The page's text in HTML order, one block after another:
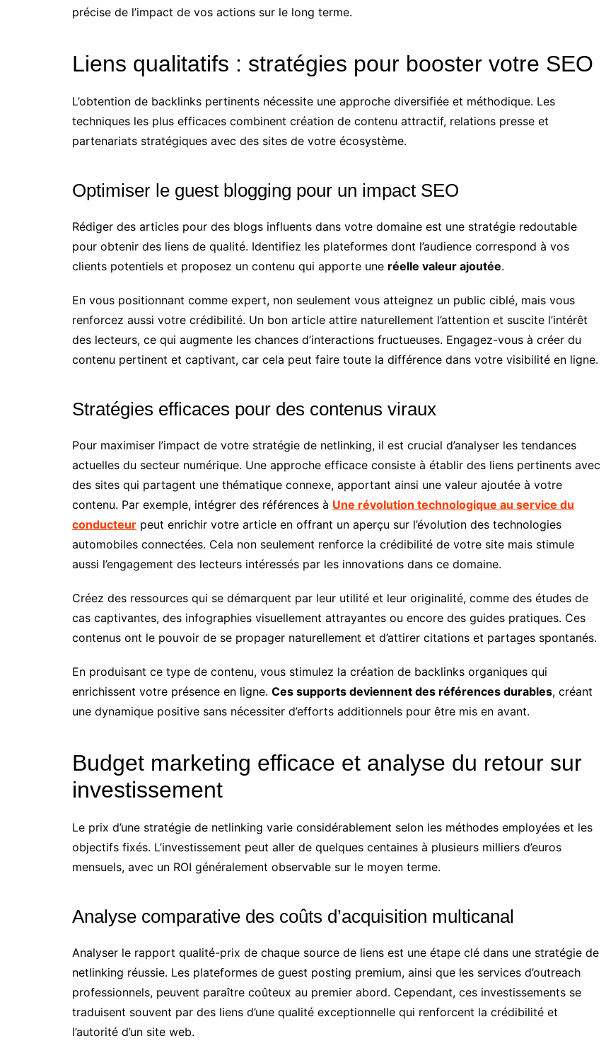
précise de l’impact de vos actions sur le long terme.
Liens qualitatifs : stratégies pour booster votre SEO
L’obtention de backlinks pertinents nécessite une approche diversifiée et méthodique. Les
techniques les plus efficaces combinent création de contenu attractif, relations presse et
partenariats stratégiques avec des sites de votre écosystème.
Optimiser le guest blogging pour un impact SEO
Rédiger des articles pour des blogs influents dans votre domaine est une stratégie redoutable
pour obtenir des liens de qualité. Identifiez les plateformes dont l’audience correspond à vos
clients potentiels et proposez un contenu qui apporte une réelle valeur ajoutée.
En vous positionnant comme expert, non seulement vous atteignez un public ciblé, mais vous
renforcez aussi votre crédibilité. Un bon article attire naturellement l’attention et suscite l’intérêt
des lecteurs, ce qui augmente les chances d’interactions fructueuses. Engagez-vous à créer du
contenu pertinent et captivant, car cela peut faire toute la différence dans votre visibilité en ligne.
Stratégies efficaces pour des contenus viraux
Pour maximiser l’impact de votre stratégie de netlinking, il est crucial d’analyser les tendances
actuelles du secteur numérique. Une approche efficace consiste à établir des liens pertinents avec
des sites qui partagent une thématique connexe, apportant ainsi une valeur ajoutée à votre
contenu. Par exemple, intégrer des références à Une révolution technologique au service du
conducteur peut enrichir votre article en offrant un aperçu sur l’évolution des technologies
automobiles connectées. Cela non seulement renforce la crédibilité de votre site mais stimule
aussi l’engagement des lecteurs intéressés par les innovations dans ce domaine.
Créez des ressources qui se démarquent par leur utilité et leur originalité, comme des études de
cas captivantes, des infographies visuellement attrayantes ou encore des guides pratiques. Ces
contenus ont le pouvoir de se propager naturellement et d’attirer citations et partages spontanés.
En produisant ce type de contenu, vous stimulez la création de backlinks organiques qui
enrichissent votre présence en ligne. Ces supports deviennent des références durables, créant
une dynamique positive sans nécessiter d’efforts additionnels pour être mis en avant.
Budget marketing efficace et analyse du retour sur
investissement
Le prix d’une stratégie de netlinking varie considérablement selon les méthodes employées et les
objectifs fixés. L’investissement peut aller de quelques centaines à plusieurs milliers d’euros
mensuels, avec un ROI généralement observable sur le moyen terme.
Analyse comparative des coûts d’acquisition multicanal
Analyser le rapport qualité-prix de chaque source de liens est une étape clé dans une stratégie de
netlinking réussie. Les plateformes de guest posting premium, ainsi que les services d’outreach
professionnels, peuvent paraître coûteux au premier abord. Cependant, ces investissements se
traduisent souvent par des liens d’une qualité exceptionnelle qui renforcent la crédibilité et
l’autorité d’un site web.